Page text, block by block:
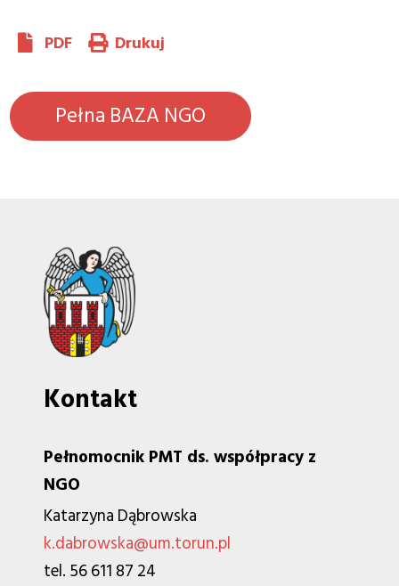
PDF Drukuj
Pełna BAZA NGO
Kontakt
Pełnomocnik PMT ds. współpracy z
NGO
Katarzyna Dąbrowska
k.dabrowska@um.torun.pl
tel. 56 611 87 24